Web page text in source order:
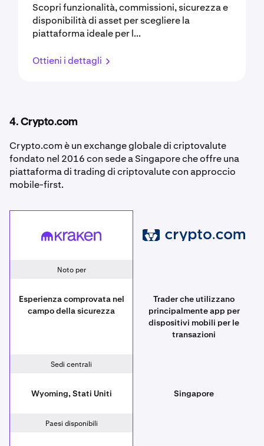
Scopri funzionalità, commissioni, sicurezza e
disponibilità di asset per scegliere la
piattaforma ideale per l...
Ottieni i dettagli
4. Crypto.com
Crypto.com è un exchange globale di criptovalute
fondato nel 2016 con sede a Singapore che offre una
piattaforma di trading di criptovalute con approccio
mobile-first.
Kraken Crypto.com
Noto per
Esperienza comprovata nel
campo della sicurezza
Trader che utilizzano
principalmente app per
dispositivi mobili per le
transazioni
Sedi centrali
Wyoming, Stati Uniti Singapore
Paesi disponibili